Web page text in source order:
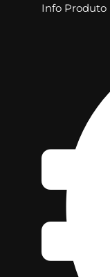
Info Produto